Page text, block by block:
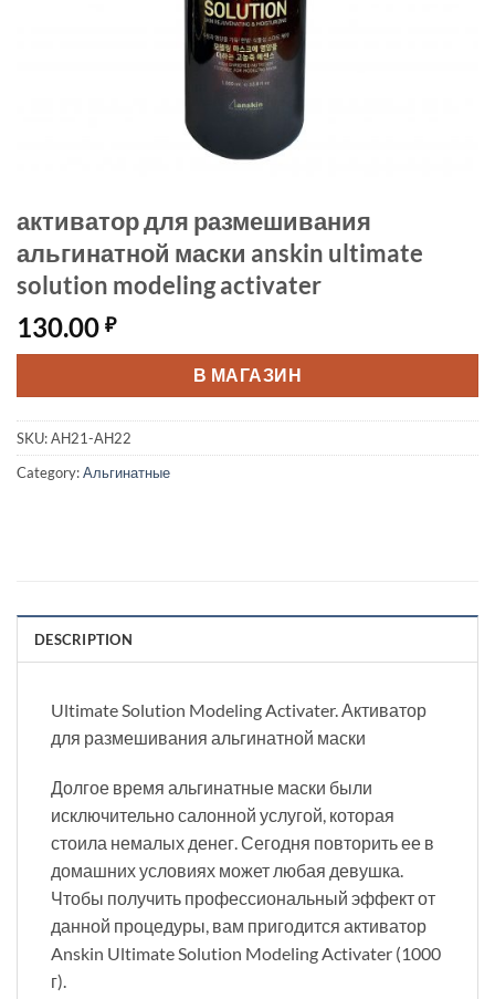
активатор для размешивания
альгинатной маски anskin ultimate
solution modeling activater
130.00 ₽
В МАГАЗИН
SKU:АН21-АН22
Category:Альгинатные
DESCRIPTION
Ultimate Solution Modeling Activater. Активатор
для размешивания альгинатной маски
Долгое время альгинатные маски были
исключительно салонной услугой, которая
стоила немалых денег. Сегодня повторить ее в
домашних условиях может любая девушка.
Чтобы получить профессиональный эффект от
данной процедуры, вам пригодится активатор
Anskin Ultimate Solution Modeling Activater (1000
г).